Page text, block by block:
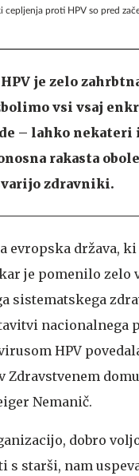
cepljenja proti HPV so pred
je zelo
vsi vsaj
– lahko
rakasta
zdravniki.
evropska država,
je pomenilo zelo
sistematskega
nacionalnega
HPV
Zdravstvenem
Nemanič.
dobro
s starši, nam